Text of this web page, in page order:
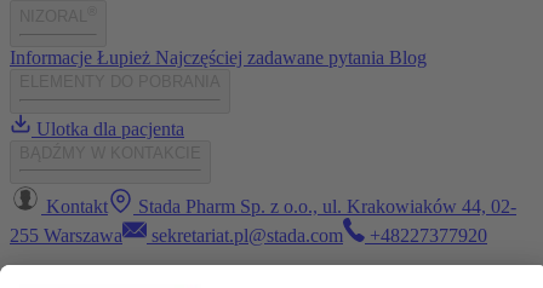
Informacje Łupież Najczęściej zadawane pytania Blog
Ulotka dla pacjenta
Kontakt
Stada Pharm Sp. z o.o., ul. Krakowiaków 44, 02-
255 Warszawa
sekretariat.pl@stada.com
+48227377920